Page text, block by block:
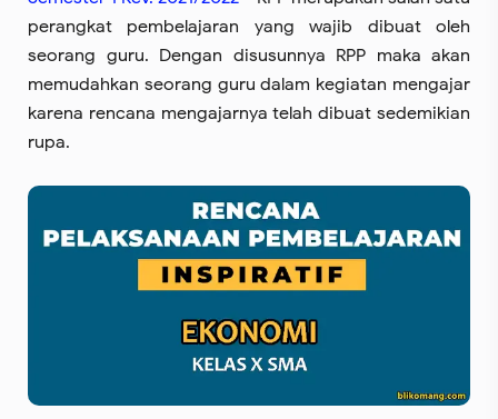
perangkat pembelajaran yang wajib dibuat oleh
seorang guru. Dengan disusunnya RPP maka akan
memudahkan seorang guru dalam kegiatan mengajar
karena rencana mengajarnya telah dibuat sedemikian
rupa.